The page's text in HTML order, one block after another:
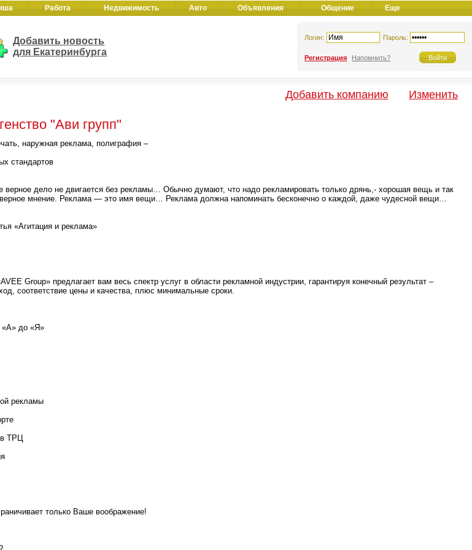
Работа Недвижимость Авто Объявления Общение Еще
Добавить новость
для Екатеринбурга
Логин: Пароль:
Регистрация Напомнить?
Добавить компанию Изменить
"Ави групп"
наружная реклама, полиграфия –
стандартов
дело не двигается без рекламы… Обычно думают, что надо рекламировать только дрянь,- хорошая вещь и так
мнение. Реклама — это имя вещи… Реклама должна напоминать бесконечно о каждой, даже чудесной вещи…
«Агитация и реклама»
Group» предлагает вам весь спектр услуг в области рекламной индустрии, гарантируя конечный результат –
соответствие цены и качества, плюс минимальные сроки.
«А» до «Я»
рекламы
в ТРЦ
только Ваше воображение!